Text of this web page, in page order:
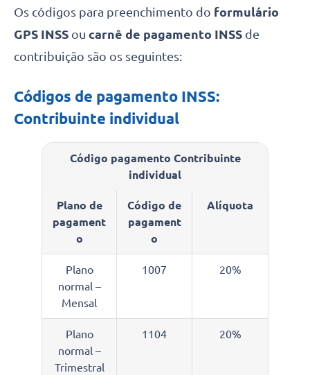
Os códigos para preenchimento do formulário
GPS INSS ou carnê de pagamento INSS de
contribuição são os seguintes:
Códigos de pagamento INSS:
Contribuinte individual
Código pagamento Contribuinte
individual
Plano de
pagament
o
Código de
pagament
o
Alíquota
Plano
normal –
Mensal
1007 20%
Plano
normal –
Trimestral
1104 20%